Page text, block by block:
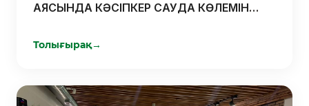
АЯСЫНДА КӘСІПКЕР САУДА КӨЛЕМІН
Толығырақ→